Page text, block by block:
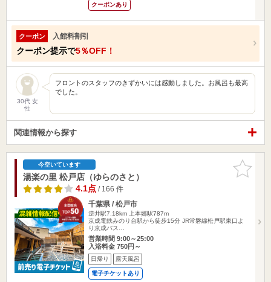
クーポンあり
クーポン 入館料割引
クーポン提示で5％OFF！
30代 女
性
フロントのスタッフのきずかいには感動しました。お風呂も最高
でした。
関連情報から探す
お気に入
りに追加
今空いています
湯楽の里 松戸店（ゆらのさと）
4.1点/ 166 件
千葉県 / 松戸市
逆井駅7.18km
上本郷駅787m
京成電鉄みのり台駅から徒歩15分 JR常磐線松戸駅東口よ
り京成バス…
営業時間 9:00～25:00
入浴料金 750円～
日帰り 露天風呂
電子チケットあり